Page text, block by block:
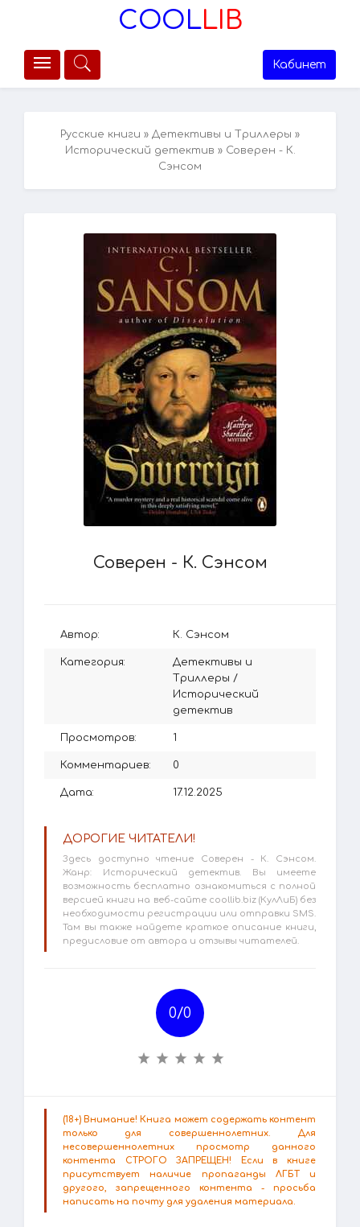
COOLLIB
Кабинет
Русские книги » Детективы и Триллеры »
Исторический детектив » Соверен - К.
Сэнсом
Соверен - К. Сэнсом
Автор: К. Сэнсом
Категория:
Детективы и
Триллеры /
Исторический
детектив
Просмотров: 1
Комментариев: 0
Дата: 17.12.2025
ДОРОГИЕ ЧИТАТЕЛИ!
Здесь доступно чтение Соверен - К. Сэнсом.
Жанр: Исторический детектив. Вы имеете
возможность бесплатно ознакомиться с полной
версией книги на веб-сайте coollib.biz (КулЛиБ) без
необходимости регистрации или отправки SMS.
Там вы также найдете краткое описание книги,
предисловие от автора и отзывы читателей.
0/0
(18+) Внимание! Книга может содержать контент
только для совершеннолетних. Для
несовершеннолетних просмотр данного
контента СТРОГО ЗАПРЕЩЕН! Если в книге
присутствует наличие пропаганды ЛГБТ и
другого, запрещенного контента - просьба
написать на почту для удаления материала.